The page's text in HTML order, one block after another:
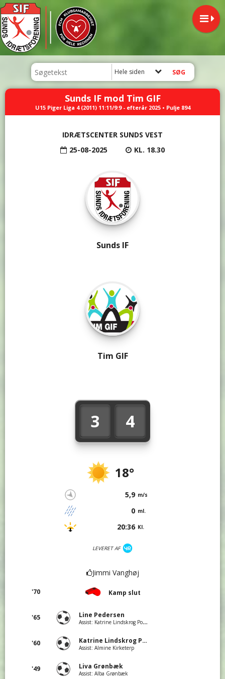
Hele siden
Sunds IF mod Tim GIF
U15 Piger Liga 4 (2011) 11:11/9:9 - efterår 2025 • Pulje 894
IDRÆTSCENTER SUNDS VEST
25-08-2025
KL. 18.30
Sunds IF
3 4
18°
5,9 m/s
0 ml.
20:36 Kl.
LEVERET AF
Tim GIF
Jimmi Vanghøj
'70 Kamp slut
'65 Line Pedersen
Assist: Katrine Lindskrog Poulsen
'60 Katrine Lindskrog Poulsen
Assist: Almine Kirketerp
'49 Liva Grønbæk
Assist: Alba Grønbæk